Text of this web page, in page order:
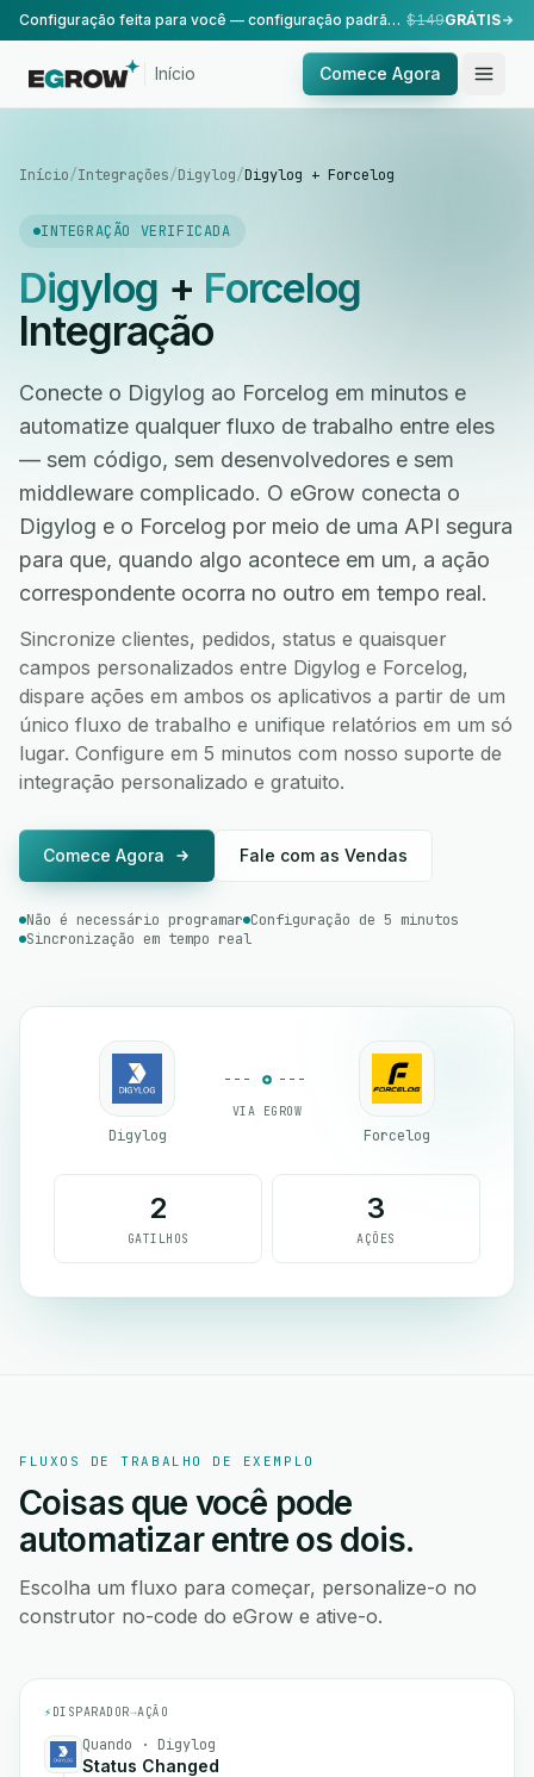
Configuração feita para você — configuração padrão, realizada pela nossa equipe. $149GRÁTIS
Início Comece Agora
Início/Integrações/Digylog/Digylog + Forcelog
INTEGRAÇÃO VERIFICADA
Digylog + Forcelog
Integração
Conecte o Digylog ao Forcelog em minutos e
automatize qualquer fluxo de trabalho entre eles
— sem código, sem desenvolvedores e sem
middleware complicado. O eGrow conecta o
Digylog e o Forcelog por meio de uma API segura
para que, quando algo acontece em um, a ação
correspondente ocorra no outro em tempo real.
Sincronize clientes, pedidos, status e quaisquer
campos personalizados entre Digylog e Forcelog,
dispare ações em ambos os aplicativos a partir de um
único fluxo de trabalho e unifique relatórios em um só
lugar. Configure em 5 minutos com nosso suporte de
integração personalizado e gratuito.
Comece Agora Fale com as Vendas
Não é necessário programar Configuração de 5 minutos
Sincronização em tempo real
Digylog
VIA EGROW
Forcelog
2
GATILHOS
3
AÇÕES
FLUXOS DE TRABALHO DE EXEMPLO
Coisas que você pode
automatizar entre os dois.
Escolha um fluxo para começar, personalize-o no
construtor no-code do eGrow e ative-o.
⚡ DISPARADOR→AÇÃO
Quando · Digylog
Status Changed